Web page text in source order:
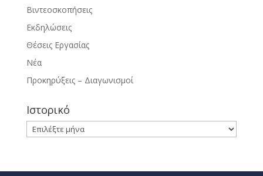
Βιντεοσκοπήσεις
Εκδηλώσεις
Θέσεις Εργασίας
Νέα
Προκηρύξεις – Διαγωνισμοί
Ιστορικό
Ιστορικό